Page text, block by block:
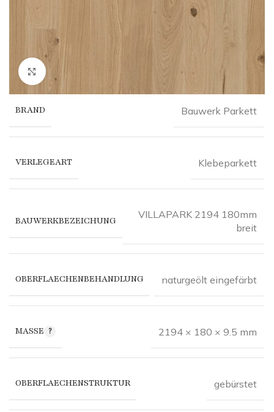
Click to enlarge
BRAND Bauwerk Parkett
VERLEGEART Klebeparkett
BAUWERKBEZEICHUNG
VILLAPARK 2194 180mm
breit
OBERFLAECHENBEHANDLUNG naturgeölt eingefärbt
MASSE 2194 × 180 × 9.5 mm
OBERFLAECHENSTRUKTUR gebürstet